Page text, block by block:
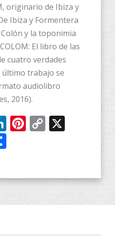
originario de Ibiza y
Ibiza y Formentera
y la toponimia
El libro de las
cuatro verdades
último trabajo se
audiolibro
2016).
LinkedIn
Pinterest
Copy